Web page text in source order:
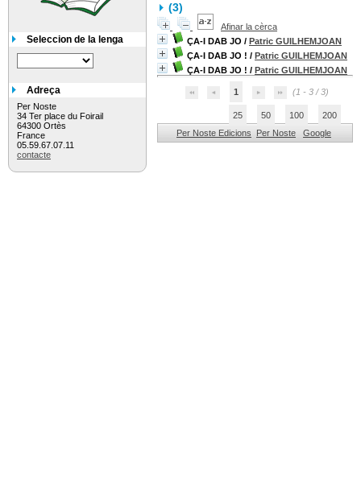
(3)
Afinar la cèrca
ÇA-I DAB JO / Patric GUILHEMJOAN
ÇA-I DAB JO ! / Patric GUILHEMJOAN
ÇA-I DAB JO ! / Patric GUILHEMJOAN
1 (1 - 3 / 3)
25 50 100
200
Per Noste Edicions Per Noste Google
Seleccion de la lenga
Adreça
Per Noste
34 Ter place du Foirail
64300 Ortès
France
05.59.67.07.11
contacte